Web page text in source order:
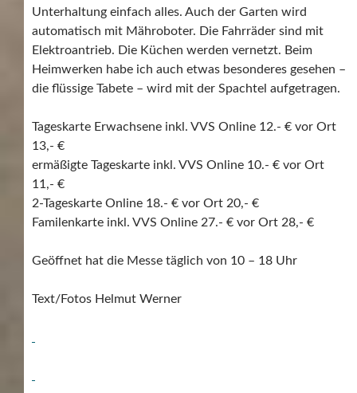
Unterhaltung einfach alles. Auch der Garten wird
automatisch mit Mähroboter. Die Fahrräder sind mit
Elektroantrieb. Die Küchen werden vernetzt. Beim
Heimwerken habe ich auch etwas besonderes gesehen –
die flüssige Tabete – wird mit der Spachtel aufgetragen.
Tageskarte Erwachsene inkl. VVS Online 12.- € vor Ort
13,- €
ermäßigte Tageskarte inkl. VVS Online 10.- € vor Ort
11,- €
2-Tageskarte Online 18.- € vor Ort 20,- €
Familenkarte inkl. VVS Online 27.- € vor Ort 28,- €
Geöffnet hat die Messe täglich von 10 – 18 Uhr
Text/Fotos Helmut Werner